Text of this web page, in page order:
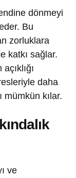
dönmeyi
Bu
zorluklara
katkı sağlar.
daha
mümkün kılar.
ve